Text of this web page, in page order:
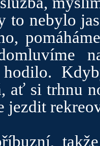
to nebylo
hodilo.
ať si trhnu
jezdit